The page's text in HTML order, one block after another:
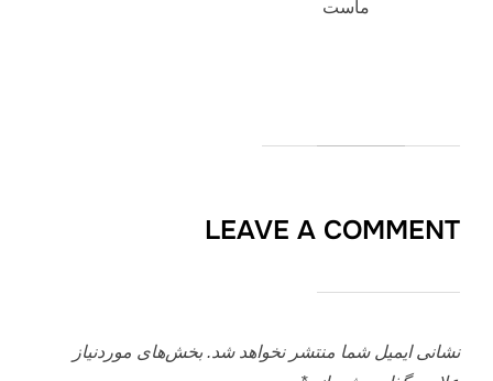
ماست
LEAVE A COMMENT
نشانی ایمیل شما منتشر نخواهد شد. بخش‌های موردنیاز